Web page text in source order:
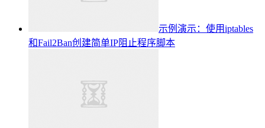
示例演示：使用iptables
和Fail2Ban创建简单IP阻止程序脚本